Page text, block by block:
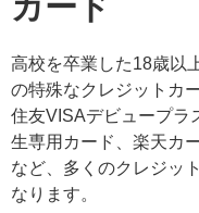
カード
高校を卒業した18歳以
の特殊なクレジットカ
住友VISAデビュープラ
生専用カード、楽天カ
など、多くのクレジッ
なります。